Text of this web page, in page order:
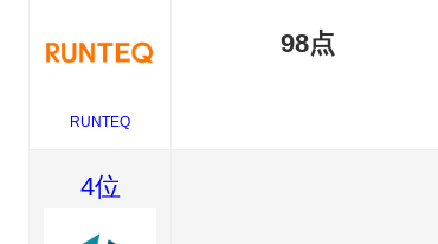
RUNTEQ
98点
4位